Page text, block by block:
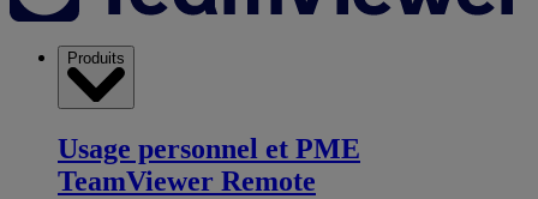
Produits
Usage personnel et PME
TeamViewer Remote